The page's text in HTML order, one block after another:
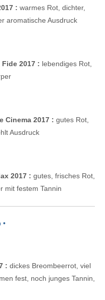
: warmes Rot, dichter,
aromatische Ausdruck
2017 : lebendiges Rot,
Cinema 2017 : gutes Rot,
Ausdruck
2017 : gutes, frisches Rot,
mit festem Tannin
•
: dickes Breombeerrot, viel
fest, noch junges Tannin,